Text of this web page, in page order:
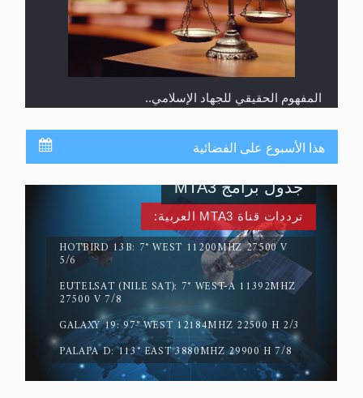
سورة التكوير تُنبئ بزمن بعثة المسيح الموعود عليه
السلام
هذا الأسبوع على الفضائية
ترددات قناة MTA3 العربية:
HOTBIRD 13B: 7° WEST 11200MHZ 27500 V
5/6
EUTELSAT (NILE SAT): 7° WEST-A 11392MHZ
27500 V 7/8
GALAXY 19: 97° WEST 12184MHZ 22500 H 2/3
PALAPA D: 113° EAST 3880MHZ 29900 H 7/8
جدول برامج MTA3